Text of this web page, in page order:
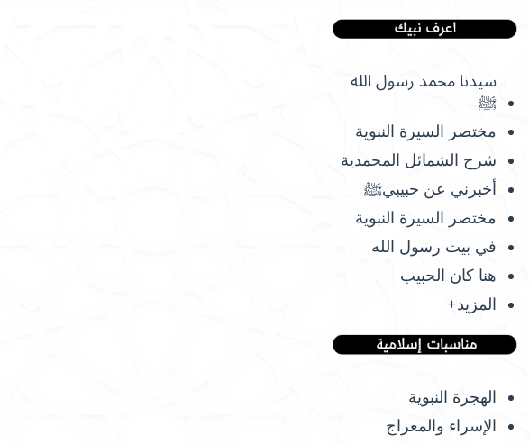
سيدنا محمد رسول الله
ﷺ
مختصر السيرة النبوية
شرح الشمائل المحمدية
أخبرني عن حبيبيﷺ
مختصر السيرة النبوية
في بيت رسول الله
هنا كان الحبيب
المزيد+
الهجرة النبوية
الإسراء والمعراج